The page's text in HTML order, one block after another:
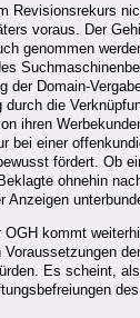
Revisionsrekurs
voraus. Der
genommen
der Domain-
durch die
ihren
bei einer
fördert. Ob
ohnehin
Anzeigen
OGH kommt
Voraussetzungen
Es scheint,